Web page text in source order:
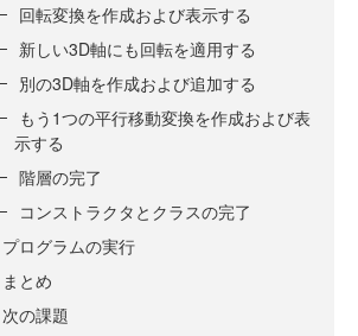
回転変換を作成および表示する
新しい3D軸にも回転を適用する
別の3D軸を作成および追加する
もう1つの平行移動変換を作成および表
示する
階層の完了
コンストラクタとクラスの完了
プログラムの実行
まとめ
次の課題